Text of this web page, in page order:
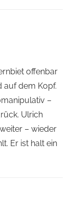
offenbar
auf dem Kopf.
–
Ulrich
– wieder
Er ist halt ein